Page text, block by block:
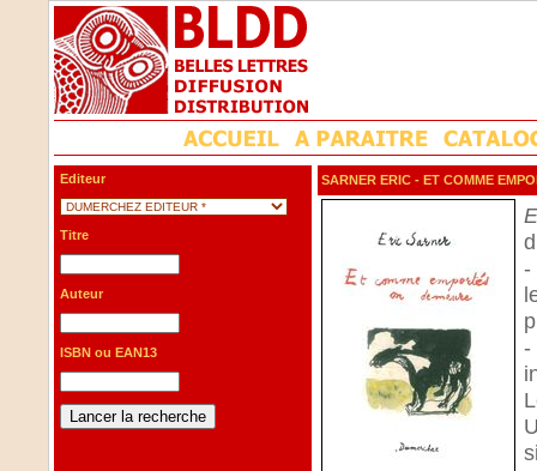
Editeur
Titre
Auteur
ISBN ou EAN13
SARNER ERIC - ET COMME
-
-